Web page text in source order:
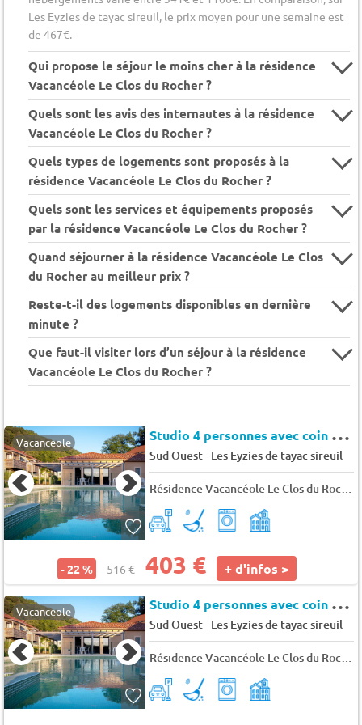
Les Eyzies de tayac sireuil, le prix moyen pour une semaine est
de 467€.
Qui propose le séjour le moins cher à la résidence
Vacancéole Le Clos du Rocher ?
Quels sont les avis des internautes à la résidence
Vacancéole Le Clos du Rocher ?
Quels types de logements sont proposés à la
résidence Vacancéole Le Clos du Rocher ?
Quels sont les services et équipements proposés
par la résidence Vacancéole Le Clos du Rocher ?
Quand séjourner à la résidence Vacancéole Le Clos
du Rocher au meilleur prix ?
Reste-t-il des logements disponibles en dernière
minute ?
Que faut-il visiter lors d’un séjour à la résidence
Vacancéole Le Clos du Rocher ?
Vacanceole S
tudio 4 personnes avec coin nuit
Sud Ouest- Les Eyzies de tayac sireuil
Résidence Vacancéole Le Clos du Rocher
- 22 % 516 € 403 € + d'infos >
Vacanceole S
tudio 4 personnes avec coin nuit - PMR
Sud Ouest- Les Eyzies de tayac sireuil
Résidence Vacancéole Le Clos du Rocher